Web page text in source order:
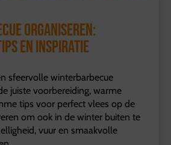
organiseren:
en inspiratie
sfeervolle winterbarbecue
juiste voorbereiding, warme
tips voor perfect vlees op de
om ook in de winter buiten te
vuur en smaakvolle